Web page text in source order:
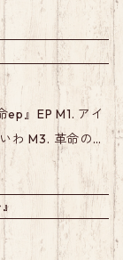
Q&A
M1. アイ
わ M3. 革命のマ
・ジュース